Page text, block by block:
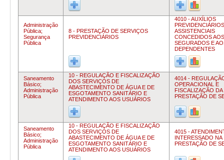
Administração
Pública;
Segurança
Pública
8 - PRESTAÇÃO DE SERVIÇOS
PREVIDENCIÁRIOS
4010 - AUXÍLIOS
ASSISTENCIAIS
CONCEDIDOS AOS
SEGURADOS E
DEPENDENTES
Saneamento
Básico;
Administração
Pública
10 - REGULAÇÃO E FISCALIZAÇÃO
DOS SERVIÇOS DE
ABASTECIMENTO DE ÁGUA E DE
ESGOTAMENTO SANITÁRIO E
ATENDIMENTO AOS USUÁRIOS
4014 -
OPERACIONAL E
FISCALIZAÇÃO DA
PRESTAÇÃO DE
Saneamento
Básico;
Administração
Pública
10 - REGULAÇÃO E FISCALIZAÇÃO
DOS SERVIÇOS DE
ABASTECIMENTO DE ÁGUA E DE
ESGOTAMENTO SANITÁRIO E
ATENDIMENTO AOS USUÁRIOS
4015 -
INTERESSADO NA
PRESTAÇÃO DE